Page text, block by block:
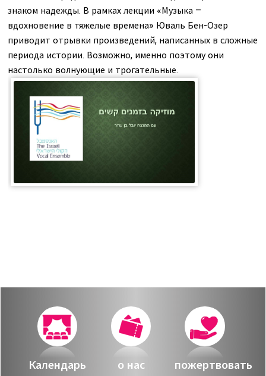
знаком надежды. В рамках лекции «Музыка –
вдохновение в тяжелые времена» Юваль Бен-Озер
приводит отрывки произведений, написанных в сложные
периода истории. Возможно, именно поэтому они
настолько волнующие и трогательные.
Календарь о нас пожертвовать